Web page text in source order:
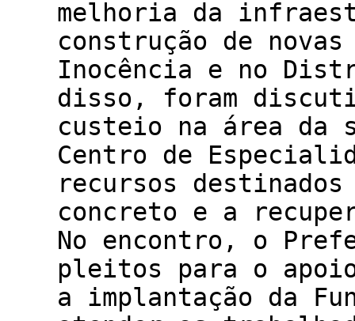
melhoria da
construção de
Inocência e no
disso, foram
custeio na área da
Centro de
recursos
concreto e a
No encontro, o
pleitos para o
a implantação da